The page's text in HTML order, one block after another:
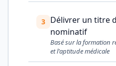
3 Délivrer un titre
nominatif
Basé sur la formation
et l'aptitude médicale